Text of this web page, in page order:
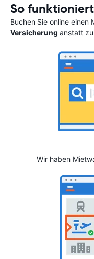
So funktioniert
Buchen Sie online
Versicherung anstatt
Wir haben